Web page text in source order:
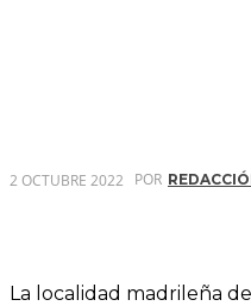
2 OCTUBRE 2022 POR
La localidad madrileña